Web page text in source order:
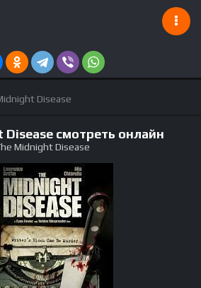
Disease
смотреть онлайн
Midnight Disease